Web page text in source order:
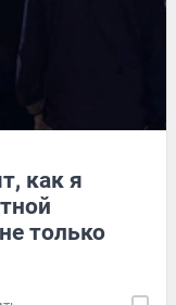
как я
только